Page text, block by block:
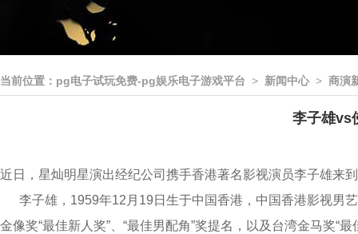
当前位置： pg电子试玩免费-pg娱乐电子游戏平台 > 新闻中心 > 商演
李子雄vs
近日，星灿明星演出经纪公司携手香港著名影视演员李子雄来
李子雄，1959年12月19日生于中国香港，中国香港影视男
金像奖“最佳新人奖”、“最佳男配角”奖提名，以及台湾金马奖